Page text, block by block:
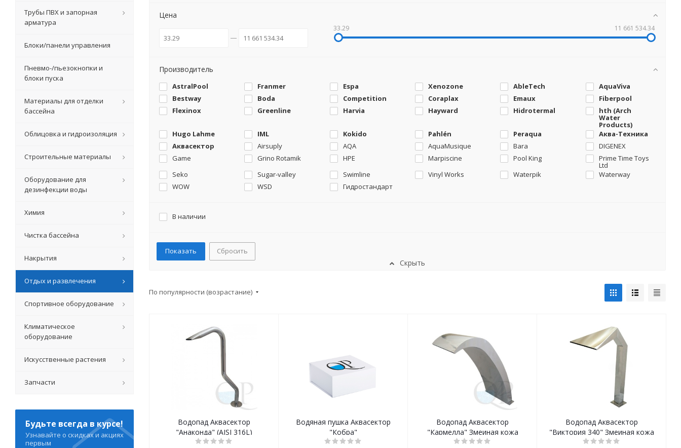
Цена
33.29 11 661 534.34
Производитель
AstralPool Franmer Espa Xenozone AbleTech
AquaViva
Bestway
Boda Competition Coraplax Emaux
Fiberpool
Flexinox
Greenline Harvia Hayward Hidrotermal hth (Arch
Water
Products)
Hugo Lahme
IML Kokido Pahlén Peraqua
Аква-Техника
Аквасектор
Airsuply AQA AquaMusique Bara
DIGENEX
Game
Grino Rotamik HPE Marpiscine Pool King Prime Time Toys
Ltd
Seko
Sugar-valley Swimline Vinyl Works Waterpik
Waterway
WOW
WSD Гидростандарт
В наличии
Сбросить
Скрыть
По популярности (возрастание)
Водопад Аквасектор
"Анаконда" (AISI 316L)
Водяная пушка Аквасектор
"Кобра"
Водопад Аквасектор
"Кармелла" Змеиная кожа
Водопад Аквасектор
"Виктория 340" Змеиная кожа
Трубы ПВХ и запорная
арматура
Блоки/панели управления
Пневмо-/пьезокнопки и
блоки пуска
Материалы для отделки
бассейна
Облицовка и гидроизоляция
Строительные материалы
Оборудование для
дезинфекции воды
Химия
Чистка бассейна
Накрытия
Отдых и развлечения
Спортивное оборудование
Климатическое
оборудование
Искусственные растения
Запчасти
Будьте всегда в курсе!
Узнавайте о скидках и акциях
первым